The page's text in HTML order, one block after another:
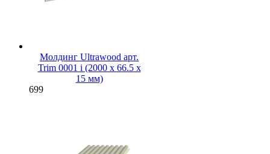
Молдинг Ultrawood арт.
Trim 0001 i (2000 х 66.5 х
15 мм)
699